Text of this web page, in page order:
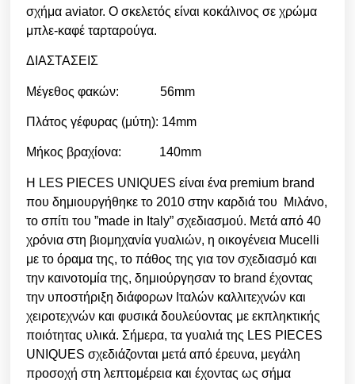
σχήμα aviator. Ο σκελετός είναι κοκάλινος σε χρώμα
μπλε-καφέ ταρταρούγα.
ΔΙΑΣΤΑΣΕΙΣ
Μέγεθος φακών: 56mm
Πλάτος γέφυρας (μύτη): 14mm
Μήκος βραχίονα: 140mm
Η LES PIECES UNIQUES είναι ένα premium brand
που δημιουργήθηκε το 2010 στην καρδιά του Μιλάνο,
το σπίτι του ”made in Italy” σχεδιασμού. Μετά από 40
χρόνια στη βιομηχανία γυαλιών, η οικογένεια Mucelli
με το όραμα της, το πάθος της για τον σχεδιασμό και
την καινοτομία της, δημιούργησαν το brand έχοντας
την υποστήριξη διάφορων Ιταλών καλλιτεχνών και
χειροτεχνών και φυσικά δουλεύοντας με εκπληκτικής
ποιότητας υλικά. Σήμερα, τα γυαλιά της LES PIECES
UNIQUES σχεδιάζονται μετά από έρευνα, μεγάλη
προσοχή στη λεπτομέρεια και έχοντας ως σήμα